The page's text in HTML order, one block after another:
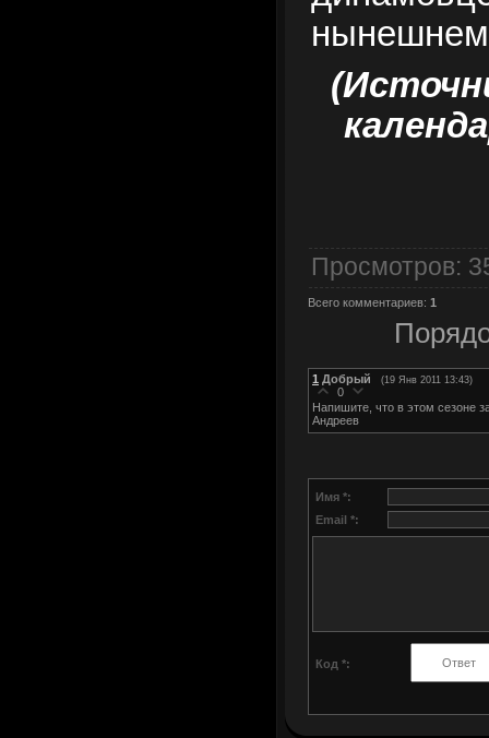
нынешнем
Просмотров:
Всего комментариев: 1
1 Добрый (19 Янв 2011 13:43)
0
Напишите, что в этом сезоне
Андреев
Имя *:
Email *:
Код *: